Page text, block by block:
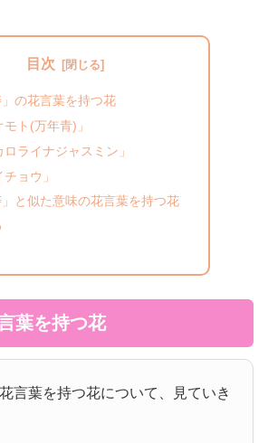
目次
」の花言葉を持つ花
モト(万年青)」
ロライナジャスミン」
チョウ」
」と似た意味の花言葉を持つ花
葉を持つ花
言葉を持つ花について、見ていき